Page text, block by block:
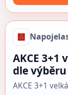
AKCE 3+1
dle výběru
AKCE 3+1